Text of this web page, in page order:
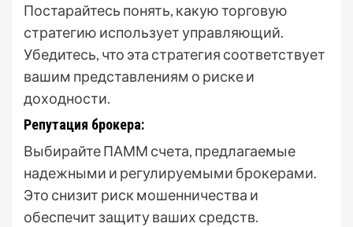
Постарайтесь понять, какую торговую
стратегию использует управляющий.
Убедитесь, что эта стратегия соответствует
вашим представлениям о риске и
доходности.
Репутация брокера:
Выбирайте ПАММ счета, предлагаемые
надежными и регулируемыми брокерами.
Это снизит риск мошенничества и
обеспечит защиту ваших средств.